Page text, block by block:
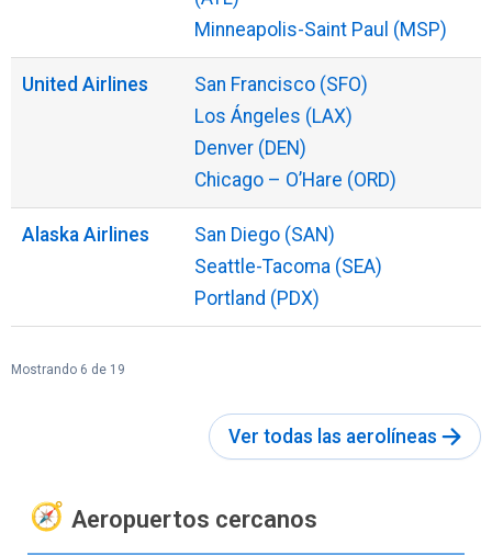
Minneapolis-Saint Paul (MSP)
United Airlines
San Francisco (SFO)
Los Ángeles (LAX)
Denver (DEN)
Chicago – O’Hare (ORD)
Alaska Airlines
San Diego (SAN)
Seattle-Tacoma (SEA)
Portland (PDX)
Mostrando 6 de 19
Ver todas las aerolíneas
Aeropuertos cercanos